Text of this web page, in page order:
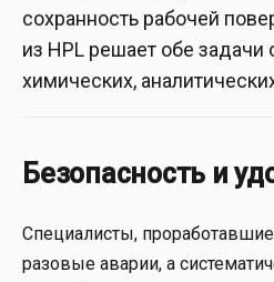
сохранность рабочей
из HPL решает обе
химических,
Безопасность и
Специалисты,
разовые аварии, а